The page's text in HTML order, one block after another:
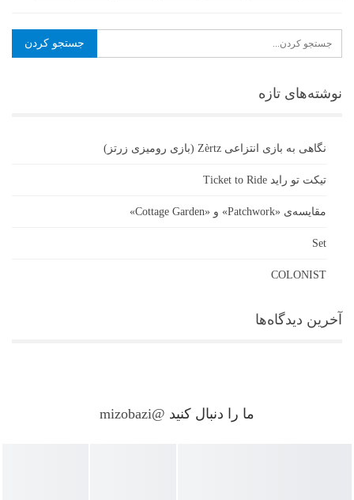
نوشته‌های تازه
نگاهی به بازی انتزاعی Zèrtz (بازی رومیزی زرتز)
تیکت تو راید Ticket to Ride
مقایسه‌ی «Patchwork» و «Cottage Garden»
Set
COLONIST
آخرین دیدگاه‌ها
ما را دنبال کنید @mizobazi